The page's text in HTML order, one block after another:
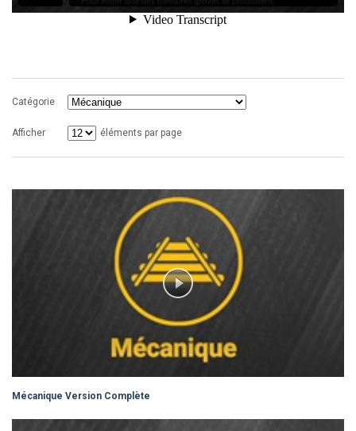
Catégorie
Afficher éléments par page
Mécanique Version Complète